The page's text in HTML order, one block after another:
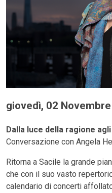
giovedì, 02
Dalla luce della ragione
Conversazione con Angela
Ritorna a Sacile la grande
che con il suo vasto
calendario di concerti